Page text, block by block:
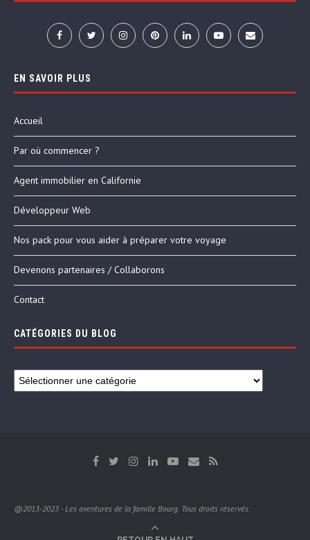
EN SAVOIR PLUS
Accueil
Par où commencer ?
Agent immobilier en Californie
Développeur Web
Nos pack pour vous aider à préparer votre voyage
Devenons partenaires / Collaborons
Contact
CATÉGORIES DU BLOG
@2013-2023 - Les aventures de la famille Bourg. Tous droits réservés.